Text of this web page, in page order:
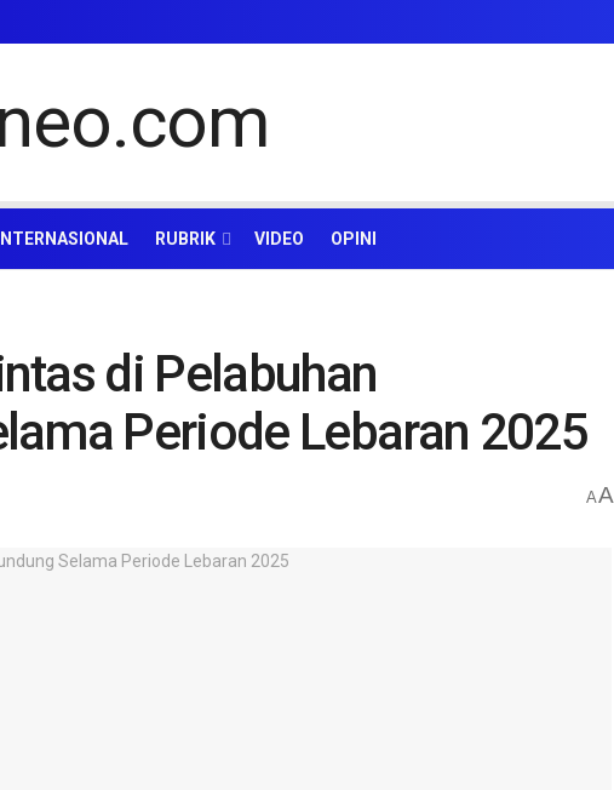
INTERNASIONAL RUBRIK VIDEO OPINI
di Pelabuhan
Periode Lebaran 2025
AA